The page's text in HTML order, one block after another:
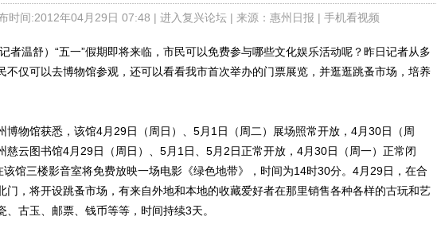
时间:2012年04月29日 07:48 | 进入复兴论坛| 来源：惠州日报 | 手机看视频
温舒）“五一”假期即将来临，市民可以免费参与哪些文化娱乐活动呢？昨日记者从多
不仅可以去博物馆参观，还可以看看我市首次举办的门票展览，并逛逛跳蚤市场，培养
物馆获悉，该馆4月29日（周日）、5月1日（周二）展场照常开放，4月30日（周
慈云图书馆4月29日（周日）、5月1日、5月2日正常开放，4月30日（周一）正常闭
馆三楼影音室将免费放映一场电影《绿色地带》，时间为14时30分。4月29日，在合
门，将开设跳蚤市场，有来自外地和本地的收藏爱好者在那里销售各种各样的古玩和艺
、古玉、邮票、钱币等等，时间持续3天。